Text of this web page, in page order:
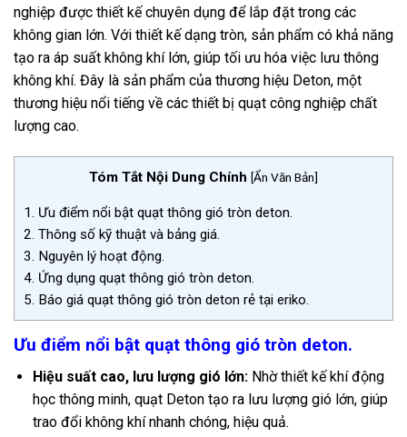
nghiệp được thiết kế chuyên dụng để lắp đặt trong các
không gian lớn. Với thiết kế dạng tròn, sản phẩm có khả năng
tạo ra áp suất không khí lớn, giúp tối ưu hóa việc lưu thông
không khí. Đây là sản phẩm của thương hiệu Deton, một
thương hiệu nổi tiếng về các thiết bị quạt công nghiệp chất
lượng cao.
Tóm Tắt Nội Dung Chính [Ẩn Văn Bản]
1. Ưu điểm nổi bật quạt thông gió tròn deton.
2. Thông số kỹ thuật và bảng giá.
3. Nguyên lý hoạt động.
4. Ứng dụng quạt thông gió tròn deton.
5. Báo giá quạt thông gió tròn deton rẻ tại eriko.
Ưu điểm nổi bật quạt thông gió tròn deton.
Hiệu suất cao, lưu lượng gió lớn:Nhờ thiết kế khí động
học thông minh, quạt Deton tạo ra lưu lượng gió lớn, giúp
trao đổi không khí nhanh chóng, hiệu quả.